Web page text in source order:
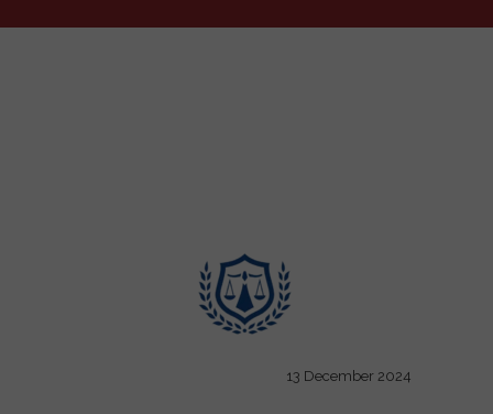
13 December 2024